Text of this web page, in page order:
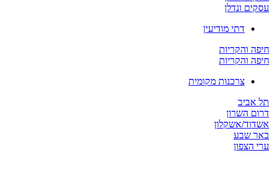
עסקים ונדלן
דתי מודיעין
חיפה והקריות
חיפה והקריות
צרכנות מקומית
תל אביב
דרום השרון
אשדוד/אשקלון
באר שבע
ערי הצפון